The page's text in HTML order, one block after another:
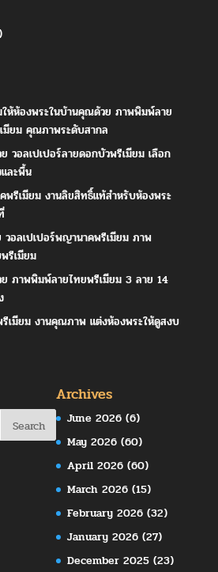
ให้ห้องพระในบ้านคุณด้วย ภาพพิมพ์ลาย
มียม คุณภาพระดับสากล
วอลเปเปอร์ลายดอกบัวพรีเมียม เลือก
ละพื้น
รีเมียม งานลิขสิทธิ์แท้สำหรับห้องพระ
อลเปเปอร์พญานาคพรีเมียม ภาพ
รีเมียม
ย ภาพพิมพ์ลายไทยพรีเมียม 3 ลาย 14
รีเมียม งานคุณภาพ แต่งห้องพระให้ดูสงบ
Archives
June 2026 (6)
May 2026 (60)
April 2026 (60)
March 2026 (15)
February 2026 (32)
January 2026 (27)
December 2025 (23)